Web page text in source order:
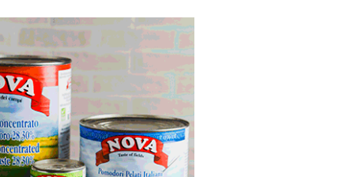
- 13:00 77
yüksək vəzifə
- 12:45 93